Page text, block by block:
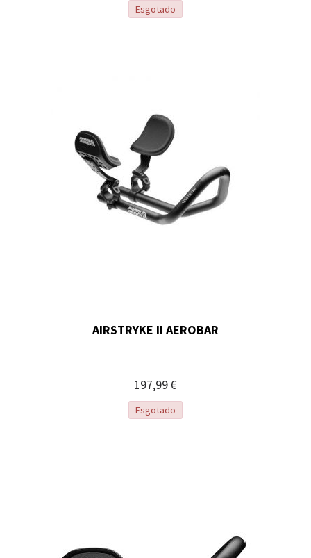
Esgotado
AIRSTRYKE II AEROBAR
197,99 €
Esgotado